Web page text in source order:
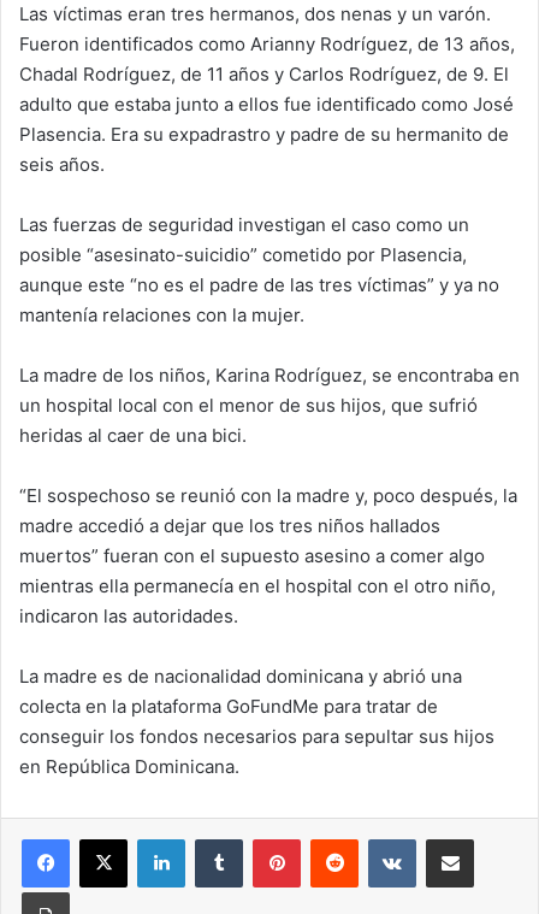
Las víctimas eran tres hermanos, dos nenas y un varón.
Fueron identificados como Arianny Rodríguez, de 13 años,
Chadal Rodríguez, de 11 años y Carlos Rodríguez, de 9. El
adulto que estaba junto a ellos fue identificado como José
Plasencia. Era su expadrastro y padre de su hermanito de
seis años.
Las fuerzas de seguridad investigan el caso como un
posible “asesinato-suicidio” cometido por Plasencia,
aunque este “no es el padre de las tres víctimas” y ya no
mantenía relaciones con la mujer.
La madre de los niños, Karina Rodríguez, se encontraba en
un hospital local con el menor de sus hijos, que sufrió
heridas al caer de una bici.
“El sospechoso se reunió con la madre y, poco después, la
madre accedió a dejar que los tres niños hallados
muertos” fueran con el supuesto asesino a comer algo
mientras ella permanecía en el hospital con el otro niño,
indicaron las autoridades.
La madre es de nacionalidad dominicana y abrió una
colecta en la plataforma GoFundMe para tratar de
conseguir los fondos necesarios para sepultar sus hijos
en República Dominicana.